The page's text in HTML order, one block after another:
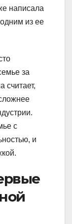
написала
из ее
за
считает,
с
и